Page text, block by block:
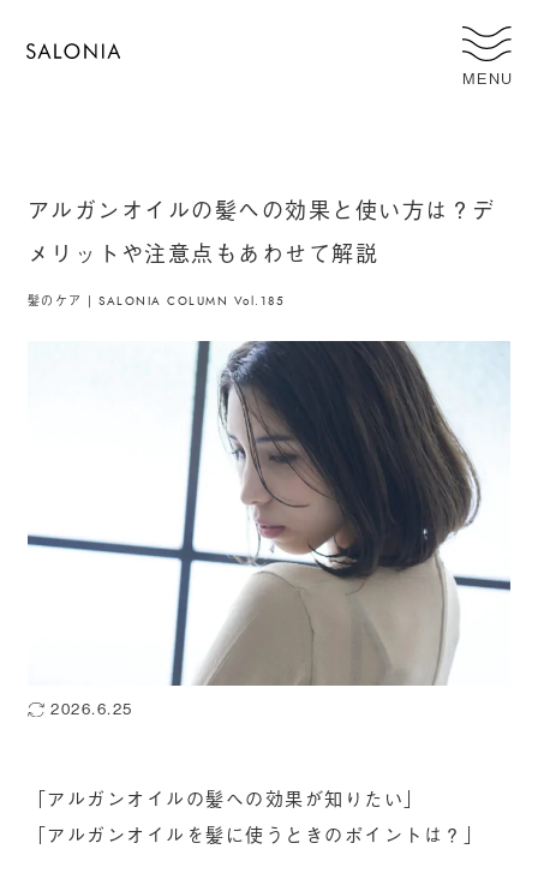
MENU
アルガンオイルの髪への効果と使い方は？デ
メリットや注意点もあわせて解説
髪のケア | SALONIA COLUMN Vol.185
2026.6.25
「アルガンオイルの髪への効果が知りたい」
「アルガンオイルを髪に使うときのポイントは？」